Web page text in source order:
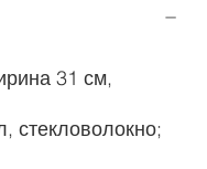
31 см,
стекловолокно;